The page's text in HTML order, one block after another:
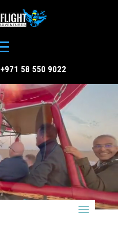
+971 58 550 9022